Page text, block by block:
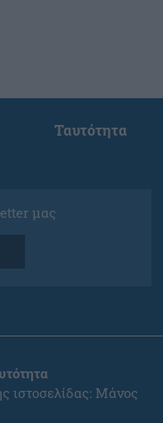
Ταυτότητα
μας
ιστοσελίδας: Μάνος